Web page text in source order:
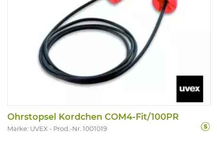
Ohrstopsel Kordchen COM4-Fit/100PR
Marke: UVEX Prod.-Nr. 1001019